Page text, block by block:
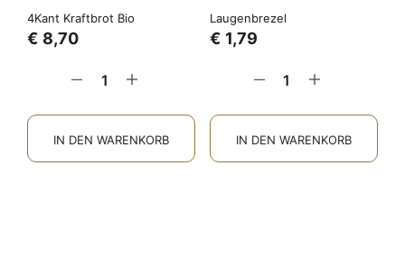
4Kant Kraftbrot Bio
€ 8,70
IN DEN WARENKORB
Laugenbrezel
€ 1,79
IN DEN WARENKORB